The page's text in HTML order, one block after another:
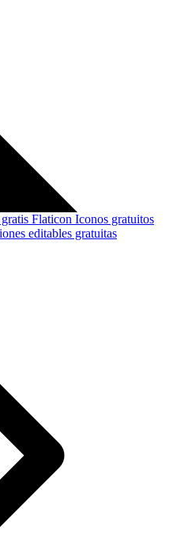
Flaticon Iconos gratuitos
editables gratuitas